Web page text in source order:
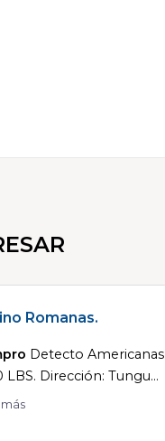
Romanas.
Detecto Americanas
LBS. Dirección: Tungu...